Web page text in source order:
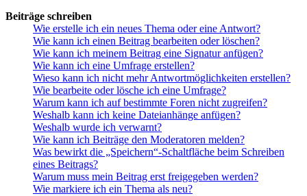
Beiträge schreiben
Wie erstelle ich ein neues Thema oder eine Antwort?
Wie kann ich einen Beitrag bearbeiten oder löschen?
Wie kann ich meinem Beitrag eine Signatur anfügen?
Wie kann ich eine Umfrage erstellen?
Wieso kann ich nicht mehr Antwortmöglichkeiten erstellen?
Wie bearbeite oder lösche ich eine Umfrage?
Warum kann ich auf bestimmte Foren nicht zugreifen?
Weshalb kann ich keine Dateianhänge anfügen?
Weshalb wurde ich verwarnt?
Wie kann ich Beiträge den Moderatoren melden?
Was bewirkt die „Speichern“-Schaltfläche beim Schreiben
eines Beitrags?
Warum muss mein Beitrag erst freigegeben werden?
Wie markiere ich ein Thema als neu?